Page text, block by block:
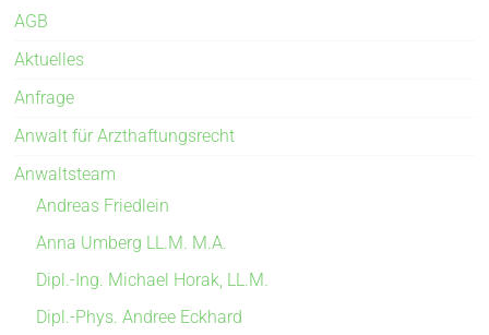
AGB
Aktuelles
Anfrage
Anwalt für Arzthaftungsrecht
Anwaltsteam
Andreas Friedlein
Anna Umberg LL.M. M.A.
Dipl.-Ing. Michael Horak, LL.M.
Dipl.-Phys. Andree Eckhard